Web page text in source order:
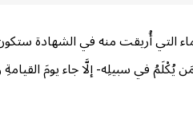
أُريقت منه في الشهادة
يُكْلَمُ في سبيلِه- إلَّا جاء يومَ